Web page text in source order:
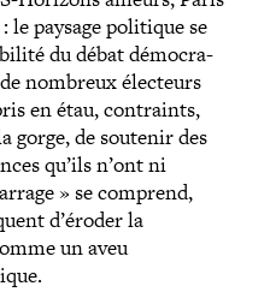
paysage politique se
du débat démo­cra­
nombreux électeurs
en étau, contraints,
gorge, de soutenir des
qu’ils n’ont ni
» se comprend,
d’éroder la
un aveu